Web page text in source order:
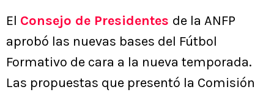
El Consejo de Presidentes de la ANFP
aprobó las nuevas bases del Fútbol
Formativo de cara a la nueva temporada.
Las propuestas que presentó la Comisión